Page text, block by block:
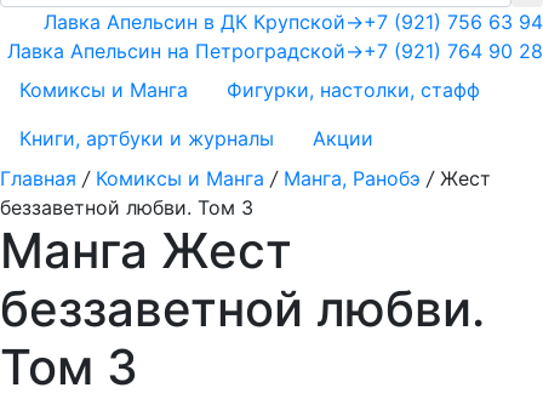
+7 (921) 756 63 94
+7 (921) 764 90 28
Лавка Апельсин в ДК Крупской→
Лавка Апельсин на Петроградской→
Комиксы и Манга
Фигурки, настолки, стафф
Книги, артбуки и журналы
Акции
Главная / Комиксы и Манга / Манга, Ранобэ / Жест
беззаветной любви. Том 3
Манга Жест
беззаветной любви.
Том 3